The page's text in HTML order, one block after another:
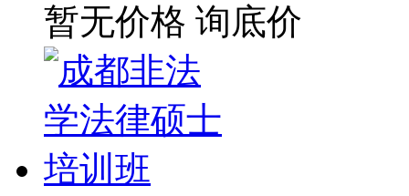
暂无价格 询底价